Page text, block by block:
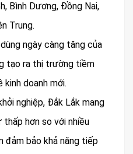
Bình Dương, Đồng Nai,
Trung.
ngày càng tăng của
tạo ra thị trường tiềm
kinh doanh mới.
nghiệp, Đắk Lắk mang
hơn so với nhiều
đảm bảo khả năng tiếp